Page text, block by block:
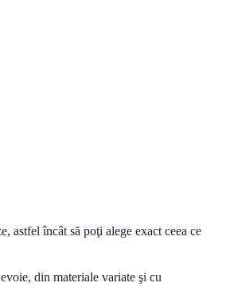
astfelîncât să poţi alege exact ceea ce
din materiale variate şi cu